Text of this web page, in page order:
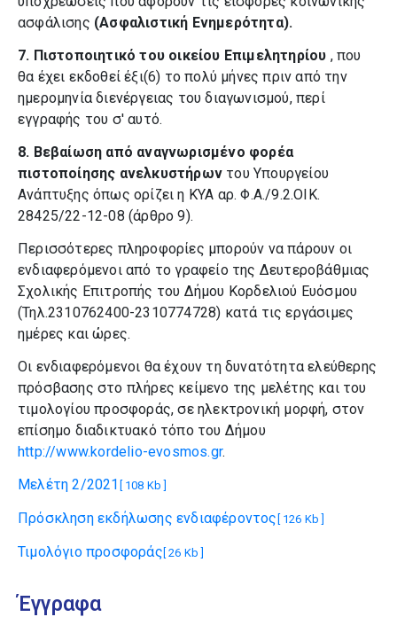
ασφάλισης (Ασφαλιστική Ενημερότητα).
7. Πιστοποιητικό του οικείου Επιμελητηρίου , που
θα έχει εκδοθεί έξι(6) το πολύ μήνες πριν από την
ημερομηνία διενέργειας του διαγωνισμού, περί
εγγραφής του σ' αυτό.
8. Βεβαίωση από αναγνωρισμένο φορέα
πιστοποίησης ανελκυστήρων του Υπουργείου
Ανάπτυξης όπως ορίζει η ΚΥΑ αρ. Φ.Α./9.2.ΟΙΚ.
28425/22-12-08 (άρθρο 9).
Περισσότερες πληροφορίες μπορούν να πάρουν οι
ενδιαφερόμενοι από το γραφείο της Δευτεροβάθμιας
Σχολικής Επιτροπής του Δήμου Κορδελιού Ευόσμου
(Τηλ.2310762400-2310774728) κατά τις εργάσιμες
ημέρες και ώρες.
Οι ενδιαφερόμενοι θα έχουν τη δυνατότητα ελεύθερης
πρόσβασης στο πλήρες κείμενο της μελέτης και του
τιμολογίου προσφοράς, σε ηλεκτρονική μορφή, στον
επίσημο διαδικτυακό τόπο του Δήμου
http://www.kordelio-evosmos.gr.
Μελέτη 2/2021
[ 108 Kb ]
Πρόσκληση εκδήλωσης ενδιαφέροντος [ 126 Kb ]
Τιμολόγιο προσφοράς [ 26 Kb ]
Έγγραφα